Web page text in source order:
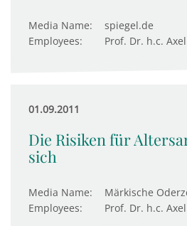
Media Name:
spiegel.de
Employees:
Prof. Dr. h.c.
01.09.2011
Die Risiken für
sich
Media Name:
Märkische
Employees:
Prof. Dr. h.c.